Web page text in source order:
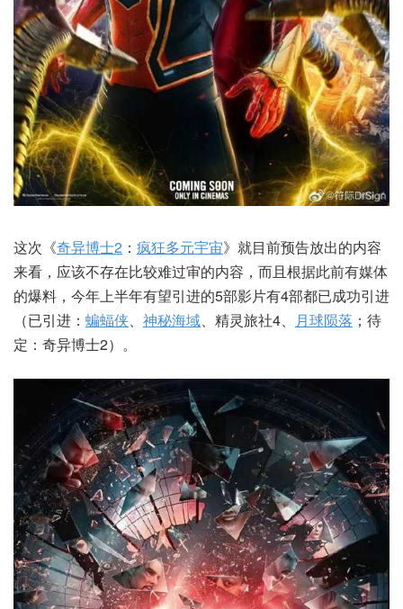
这次《奇异博士2 ： 疯狂多元宇宙》就目前预告放出的内容
来看，应该不存在比较难过审的内容，而且根据此前有媒体
的爆料，今年上半年有望引进的5部影片有4部都已成功引进
（已引进： 蝙蝠侠、 神秘海域、精灵旅社4、 月球陨落 ；待
定：奇异博士2）。